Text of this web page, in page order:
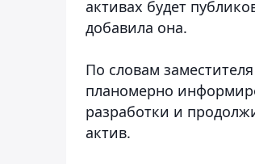
активах будет
добавила она.
По словам
планомерно
разработки и
актив.